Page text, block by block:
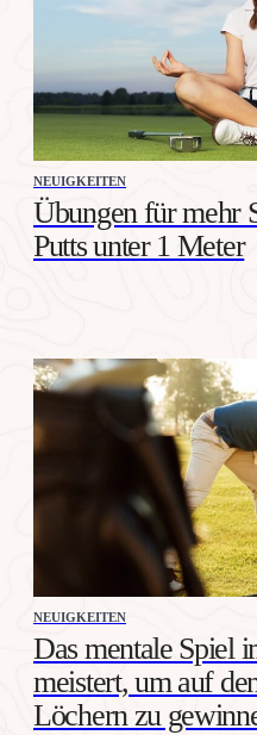
NEUIGKEITEN
Übungen für mehr
Putts unter 1 Meter
NEUIGKEITEN
Das mentale Spiel
meistert, um auf
Löchern zu